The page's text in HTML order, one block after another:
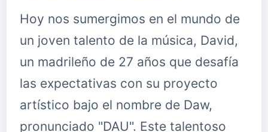
Hoy nos sumergimos en el mundo de
un joven talento de la música, David,
un madrileño de 27 años que desafía
las expectativas con su proyecto
artístico bajo el nombre de Daw,
pronunciado "DAU". Este talentoso